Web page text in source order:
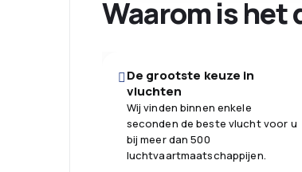
Waarom is het
De grootste keuze in
vluchten
Wij vinden binnen enkele
seconden de beste vlucht voor u
bij meer dan 500
luchtvaartmaatschappijen.